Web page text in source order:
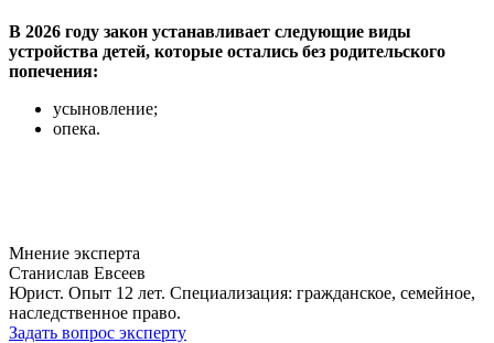
В 2026 году закон устанавливает следующие виды
устройства детей, которые остались без родительского
попечения:
усыновление;
опека.
Мнение эксперта
Станислав Евсеев
Юрист. Опыт 12 лет. Специализация: гражданское, семейное,
наследственное право.
Задать вопрос эксперту